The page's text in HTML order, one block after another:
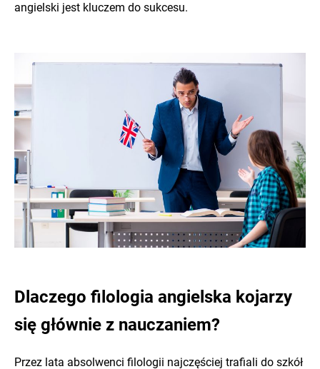
angielski jest kluczem do sukcesu.
Dlaczego filologia angielska kojarzy
się głównie z nauczaniem?
Przez lata absolwenci filologii najczęściej trafiali do szkół